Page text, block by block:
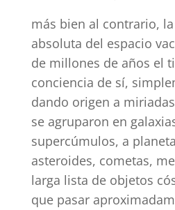
más bien al contrario,
absoluta del espacio
de millones de años el
conciencia de sí,
dando origen a
se agruparon en
supercúmulos, a
asteroides, cometas,
larga lista de objetos
que pasar